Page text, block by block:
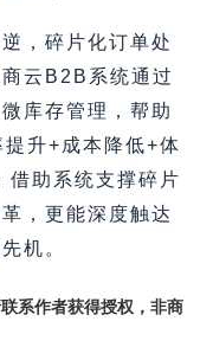
，碎片化订单处
云B2B系统通过
库存管理，帮助
提升+成本降低+体
借助系统支撑碎片
，更能深度触达
机。
系作者获得授权，非商